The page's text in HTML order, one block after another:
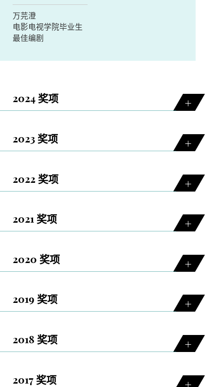
万芫澄
电影电视学院毕业生
最佳编剧
2024 奖项
2023 奖项
2022 奖项
2021 奖项
2020 奖项
2019 奖项
2018 奖项
2017 奖项